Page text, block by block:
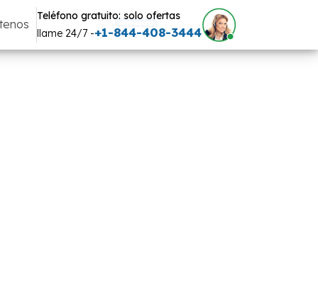
Teléfono gratuito: solo ofertas
llame 24/7 -+1-844-408-3444